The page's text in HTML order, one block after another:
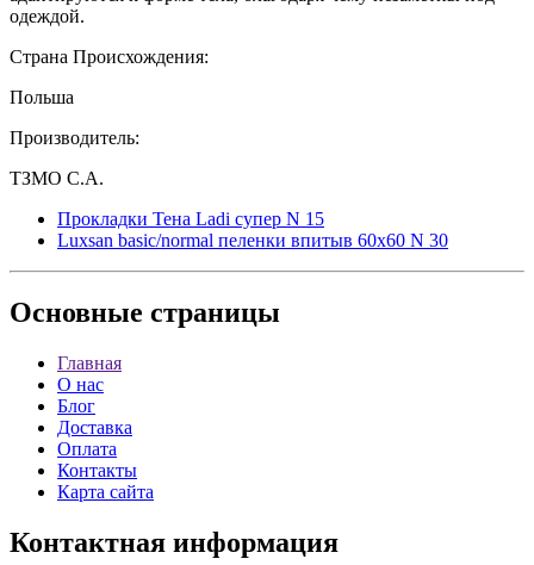
одеждой.
Страна Происхождения:
Польша
Производитель:
ТЗМО С.А.
Прокладки Тена Ladi супер N 15
Luxsan basic/normal пеленки впитыв 60х60 N 30
Основные страницы
Главная
О нас
Блог
Доставка
Оплата
Контакты
Карта сайта
Контактная информация